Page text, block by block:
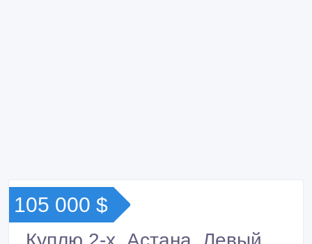
105 000 $